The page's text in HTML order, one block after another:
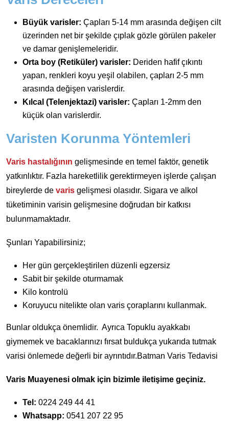
Büyük varisler: Çapları 5-14 mm arasında değişen cilt
üzerinden net bir şekilde çıplak gözle görülen pakeler
ve damar genişlemeleridir.
Orta boy (Retiküler) varisler: Deriden hafif çıkıntı
yapan, renkleri koyu yeşil olabilen, çapları 2-5 mm
arasında değişen varislerdir.
Kılcal (Telenjektazi) varisler: Çapları 1-2mm den
küçük olan varislerdir.
Varisten Korunma Yöntemleri
Varis hastalığının gelişmesinde en temel faktör, genetik
yatkınlıktır. Fazla hareketlilik gerektirmeyen işlerde çalışan
bireylerde de varis gelişmesi olasıdır. Sigara ve alkol
tüketiminin varisin gelişmesine doğrudan bir katkısı
bulunmamaktadır.
Şunları Yapabilirsiniz;
Her gün gerçekleştirilen düzenli egzersiz
Sabit bir şekilde oturmamak
Kilo kontrolü
Koruyucu nitelikte olan varis çoraplarını kullanmak.
Bunlar oldukça önemlidir. Ayrıca Topuklu ayakkabı
giymemek ve bacaklarınızı fırsat buldukça yukarıda tutmak
varisi önlemede değerli bir ayrıntıdır.Batman Varis Tedavisi
Varis Muayenesi olmak için bizimle iletişime geçiniz.
Tel: 0224 249 44 41
Whatsapp: 0541 207 22 95